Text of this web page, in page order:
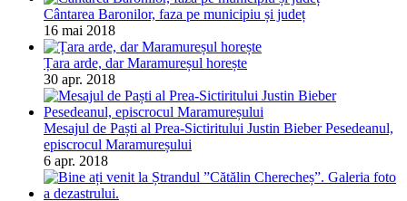
Cântarea Baronilor, faza pe municipiu și județ
16 mai 2018
Țara arde, dar Maramureșul horește
30 apr. 2018
Mesajul de Paști al Prea-Sictiritului Justin Bieber Pesedeanul,
episcrocul Maramureșului
6 apr. 2018